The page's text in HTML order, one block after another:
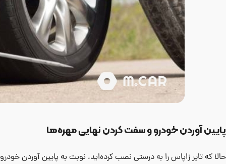
پایین آوردن خودرو و سفت کردن نهایی مهره‌ها
حالا که تایر زاپاس را به درستی نصب کرده‌اید، نوبت به پایین آوردن